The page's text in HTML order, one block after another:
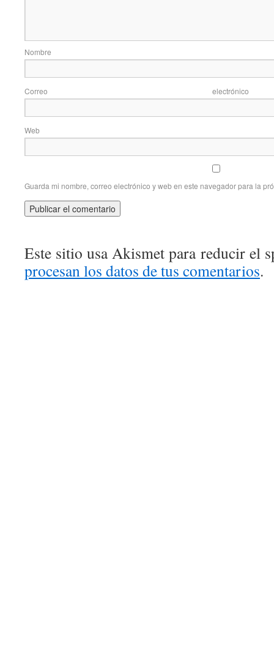
Correo
Web
Guarda mi nombre, correo electrónico y web en este navegador para la
Este sitio usa Akismet para reducir el
procesan los datos de tus comentarios.